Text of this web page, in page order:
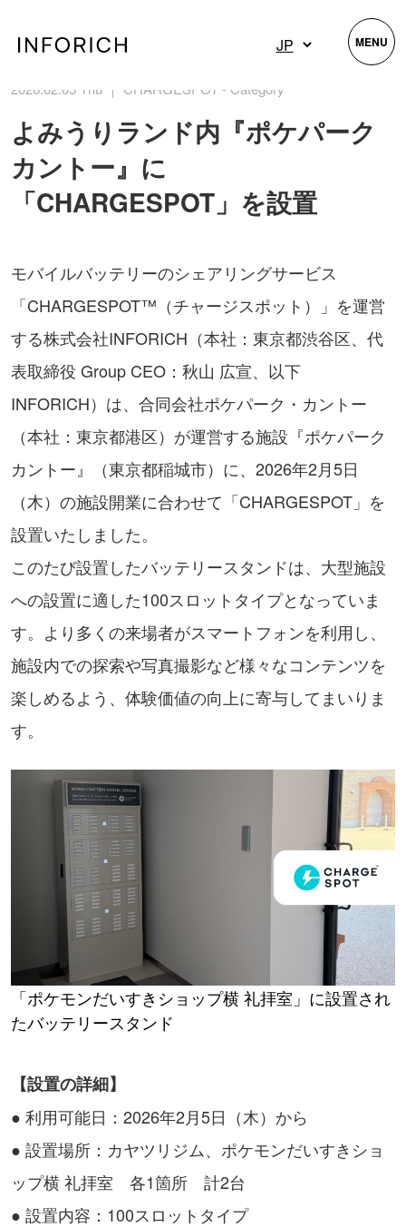
2026.02.05 Thu ｜ CHARGESPOT - Category
よみうりランド内『ポケパーク
カントー』に
「CHARGESPOT」を設置
モバイルバッテリーのシェアリングサービス
「CHARGESPOT™（チャージスポット）」を運営
する株式会社INFORICH（本社：東京都渋谷区、代
表取締役 Group CEO：秋山 広宣、以下
INFORICH）は、合同会社ポケパーク・カントー
（本社：東京都港区）が運営する施設『ポケパーク
カントー』（東京都稲城市）に、2026年2月5日
（木）の施設開業に合わせて「CHARGESPOT」を
設置いたしました。
このたび設置したバッテリースタンドは、大型施設
への設置に適した100スロットタイプとなっていま
す。より多くの来場者がスマートフォンを利用し、
施設内での探索や写真撮影など様々なコンテンツを
楽しめるよう、体験価値の向上に寄与してまいりま
す。
「ポケモンだいすきショップ横 礼拝室」に設置され
たバッテリースタンド
【設置の詳細】
● 利用可能日：2026年2月5日（木）から
● 設置場所：カヤツリジム、ポケモンだいすきショ
ップ横 礼拝室 各1箇所 計2台
● 設置内容：100スロットタイプ
MENU